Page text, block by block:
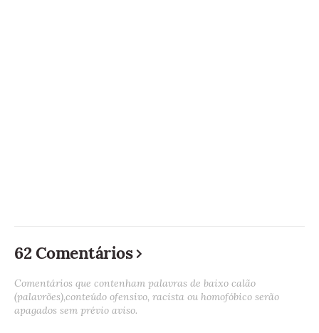
62 Comentários
Comentários que contenham palavras de baixo calão
(palavrões),conteúdo ofensivo, racista ou homofóbico serão
apagados sem prévio aviso.